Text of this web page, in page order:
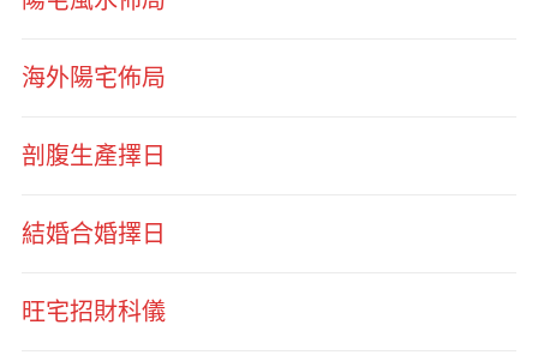
海外陽宅佈局
剖腹生產擇日
結婚合婚擇日
旺宅招財科儀